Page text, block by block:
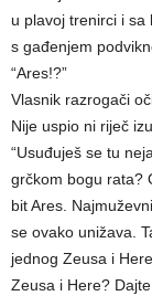
u plavoj trenirci i sa
s gađenjem
“Ares!?”
Vlasnik razrogači
Nije uspio ni riječ
“Usuđuješ se tu
grčkom bogu rata?
bit Ares.
se ovako unižava.
jednog Zeusa i
Zeusa i Here?